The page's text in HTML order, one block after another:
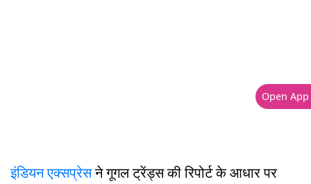
इंडियन एक्सप्रेसने गूगल ट्रेंड्स की रिपोर्ट के आधार पर
Open App